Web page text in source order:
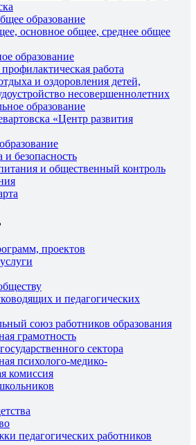
образование
основное общее, среднее общее
образование
работа
и оздоровления детей,
несовершеннолетних
образование
«Центр развития
безопасность
и общественный контроль
проектов
и педагогических
союз работников образования
грамотность
сектора
психолого-медико-
комиссия
педагогических работников